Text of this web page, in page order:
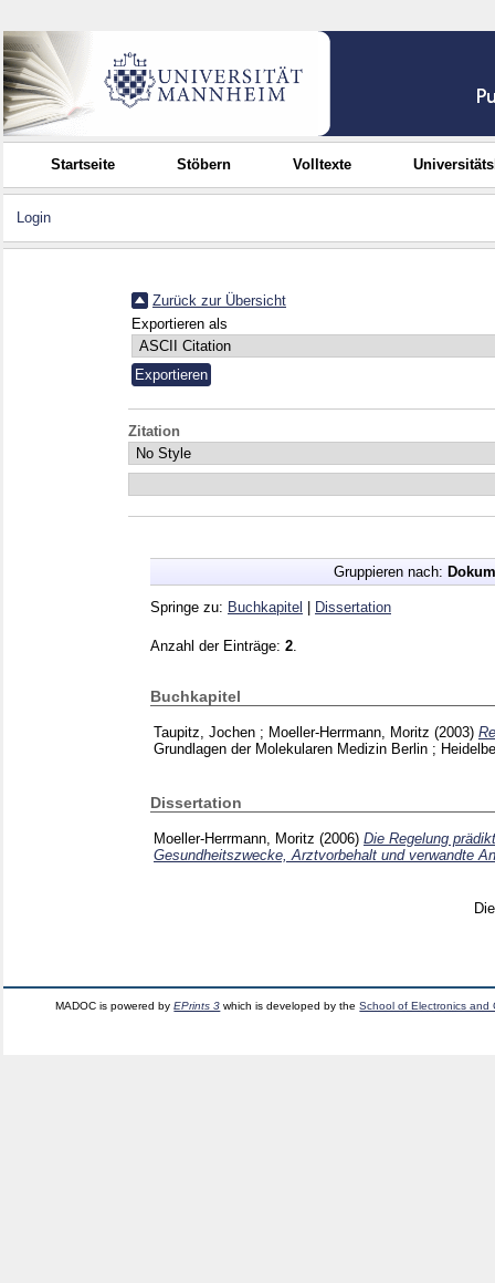
Startseite Stöbern Volltexte
Login
Zurück zur Übersicht
Exportieren als
Zitation
Gruppieren nach:
Springe zu: Buchkapitel Dissertation
Anzahl der Einträge: 2
Buchkapitel
Taupitz, Jochen ; Moeller-Herrmann, Moritz (2003)
Grundlagen der Molekularen Medizin Berlin ;
Dissertation
Moeller-Herrmann, Moritz (2006) Die Regelung
Gesundheitszwecke, Arztvorbehalt und verwandte
MADOC is powered byEPrints 3 which is developed by theSchool of Electronics and